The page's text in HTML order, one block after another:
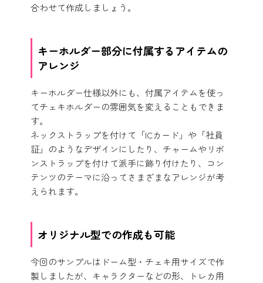
合わせて作成しましょう。
キーホルダー部分に付属するアイテムの
アレンジ
キーホルダー仕様以外にも、付属アイテムを使っ
てチェキホルダーの雰囲気を変えることもできま
す。
ネックストラップを付けて「ICカード」や「社員
証」のようなデザインにしたり、チャームやリボ
ンストラップを付けて派手に飾り付けたり、コン
テンツのテーマに沿ってさまざまなアレンジが考
えられます。
オリジナル型での作成も可能
今回のサンプルはドーム型・チェキ用サイズで作
製しましたが、キャラクターなどの形、トレカ用